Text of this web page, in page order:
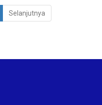
Selanjutnya